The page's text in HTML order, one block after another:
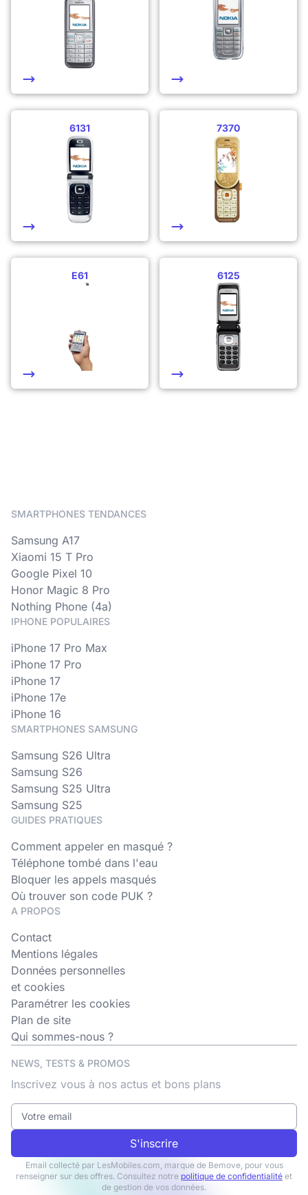
6131 7370
E61 6125
SMARTPHONES TENDANCES
Samsung A17
Xiaomi 15 T Pro
Google Pixel 10
Honor Magic 8 Pro
Nothing Phone (4a)
IPHONE POPULAIRES
iPhone 17 Pro Max
iPhone 17 Pro
iPhone 17
iPhone 17e
iPhone 16
SMARTPHONES SAMSUNG
Samsung S26 Ultra
Samsung S26
Samsung S25 Ultra
Samsung S25
GUIDES PRATIQUES
Comment appeler en masqué ?
Téléphone tombé dans l'eau
Bloquer les appels masqués
Où trouver son code PUK ?
A PROPOS
Contact
Mentions légales
Données personnelles
et cookies
Paramétrer les cookies
Plan de site
Qui sommes-nous ?
NEWS, TESTS & PROMOS
Inscrivez vous à nos actus et bons plans
S'inscrire
Email collecté par LesMobiles.com, marque de Bemove, pour vous
renseigner sur des offres. Consultez notre politique de confidentialité et
de gestion de vos données.